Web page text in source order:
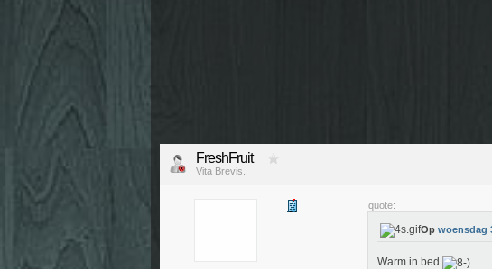
FreshFruit
Vita Brevis.
quote:
Op woensdag
Warm in bed